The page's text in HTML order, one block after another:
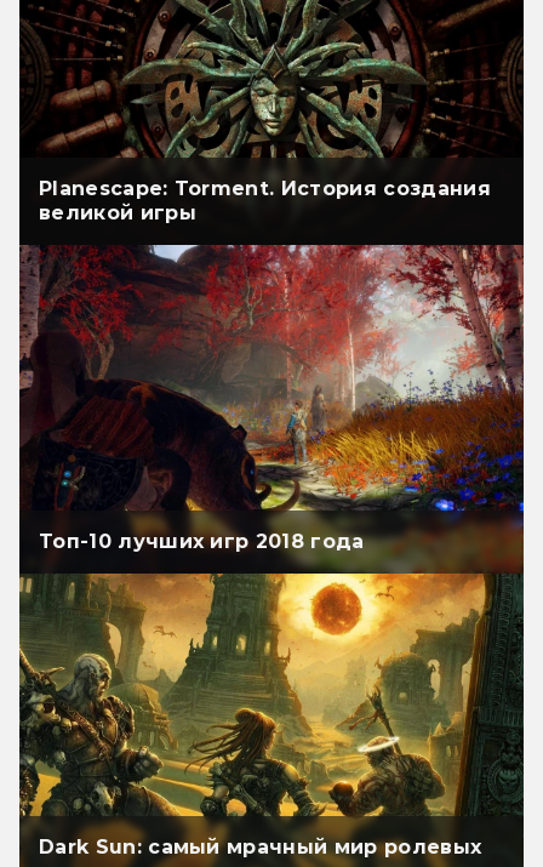
Planescape: Torment. История создания
великой игры
Топ-10 лучших игр 2018 года
Dark Sun: самый мрачный мир ролевых